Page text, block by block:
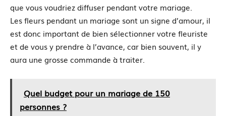
que vous voudriez diffuser pendant votre mariage.
Les fleurs pendant un mariage sont un signe d’amour, il
est donc important de bien sélectionner votre fleuriste
et de vous y prendre à l’avance, car bien souvent, il y
aura une grosse commande à traiter.
Quel budget pour un mariage de 150
personnes ?